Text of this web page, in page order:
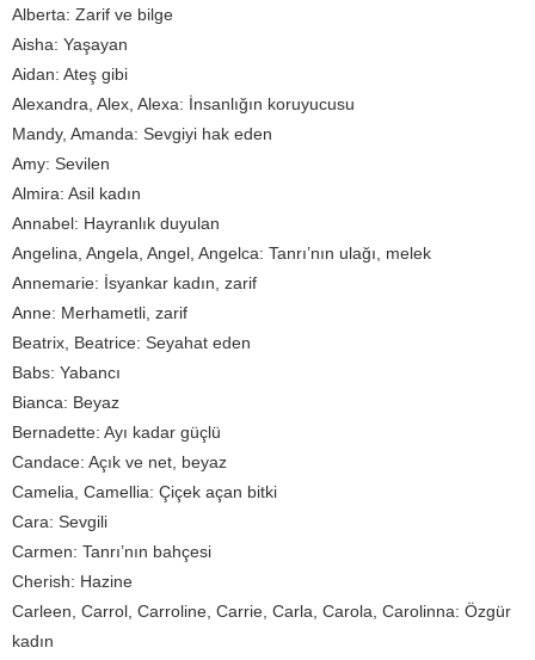
Alberta: Zarif ve bilge
Aisha: Yaşayan
Aidan: Ateş gibi
Alexandra, Alex, Alexa: İnsanlığın koruyucusu
Mandy, Amanda: Sevgiyi hak eden
Amy: Sevilen
Almira: Asil kadın
Annabel: Hayranlık duyulan
Angelina, Angela, Angel, Angelca: Tanrı’nın ulağı, melek
Annemarie: İsyankar kadın, zarif
Anne: Merhametli, zarif
Beatrix, Beatrice: Seyahat eden
Babs: Yabancı
Bianca: Beyaz
Bernadette: Ayı kadar güçlü
Candace: Açık ve net, beyaz
Camelia, Camellia: Çiçek açan bitki
Cara: Sevgili
Carmen: Tanrı’nın bahçesi
Cherish: Hazine
Carleen, Carrol, Carroline, Carrie, Carla, Carola, Carolinna: Özgür
kadın